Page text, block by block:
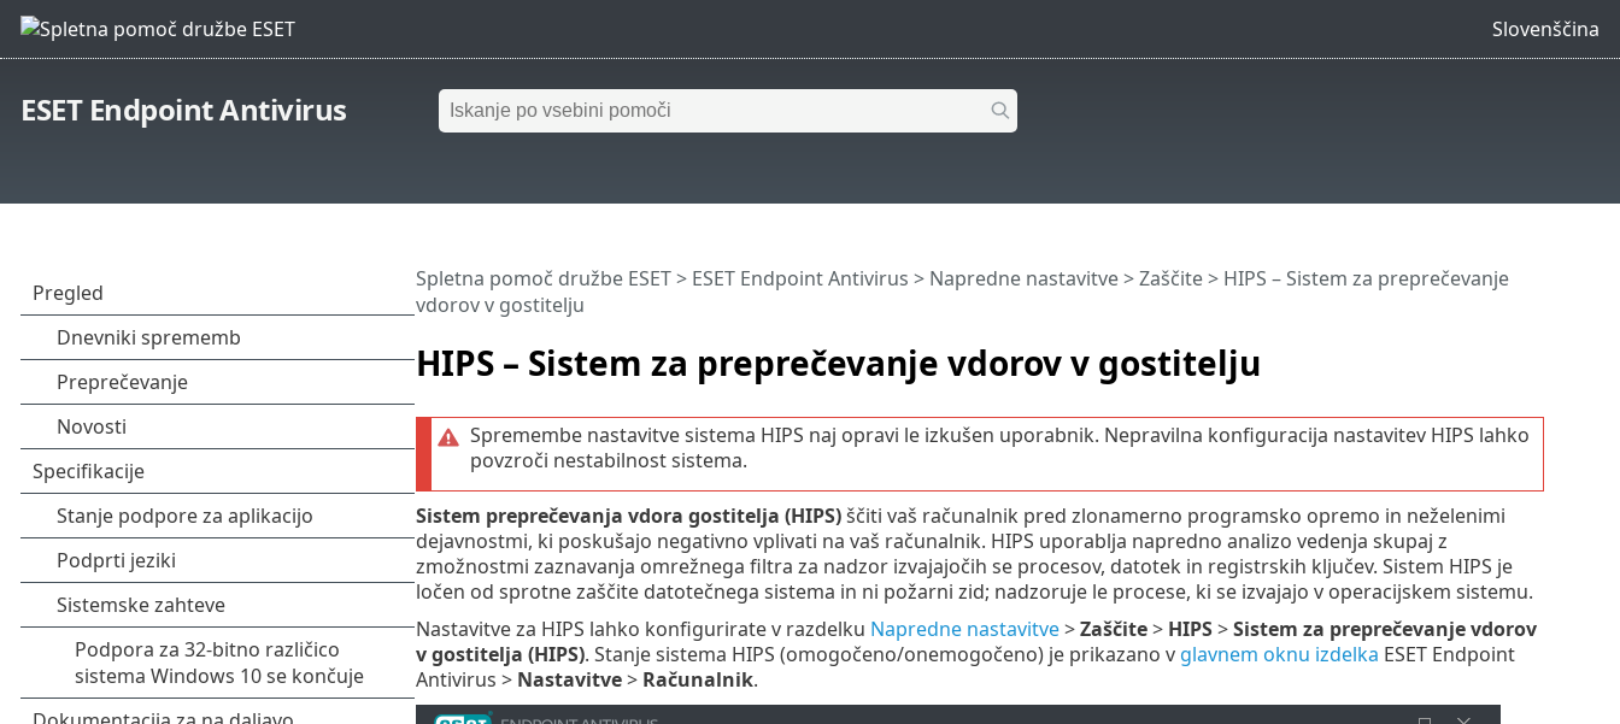
Slovenščina
ESET Endpoint Antivirus
HIPS – Sistem za preprečevanje vdorov v gostitelju
Spletna pomoč družbe ESET> ESET Endpoint Antivirus > Napredne nastavitve>Zaščite> HIPS – Sistem za preprečevanje
vdorov v gostitelju
Spremembe nastavitve sistema HIPS naj opravi le izkušen uporabnik. Nepravilna konfiguracija nastavitev HIPS lahko
povzroči nestabilnost sistema.
Sistem preprečevanja vdora gostitelja (HIPS)ščiti vaš računalnik pred zlonamerno programsko opremo in neželenimi
dejavnostmi, ki poskušajo negativno vplivati na vaš računalnik. HIPS uporablja napredno analizo vedenja skupaj z
zmožnostmi zaznavanja omrežnega filtra za nadzor izvajajočih se procesov, datotek in registrskih ključev. Sistem HIPS je
ločen od sprotne zaščite datotečnega sistema in ni požarni zid; nadzoruje le procese, ki se izvajajo v operacijskem sistemu.
Nastavitve za HIPS lahko konfigurirate v razdelku Napredne nastavitve>Zaščite> HIPS>Sistem za preprečevanje vdorov
v gostitelja (HIPS). Stanje sistema HIPS (omogočeno/onemogočeno) je prikazano v glavnem oknu izdelka ESET Endpoint
Antivirus > Nastavitve> Računalnik.